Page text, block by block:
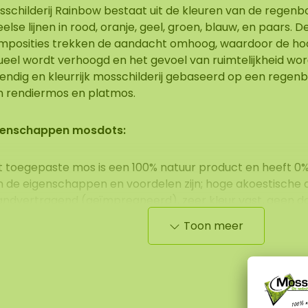
Rainbow bestaat uit de kleuren van de
lijnen in rood, oranje, geel, groen, blauw, en paars.
trekken de aandacht omhoog, waardoor de
wordt verhoogd en het gevoel van ruimtelijkheid
en kleurrijk mosschilderij gebaseerd op een
rendiermos en platmos.
mosdots:
toegepaste mos is een 100% natuur product en heeft
de eigenschappen en voordelen zijn; hoge akoestische
nodig zoals water geven, snoeien of bemesten.
en zacht om aan te raken en hebben een grote
Toon meer